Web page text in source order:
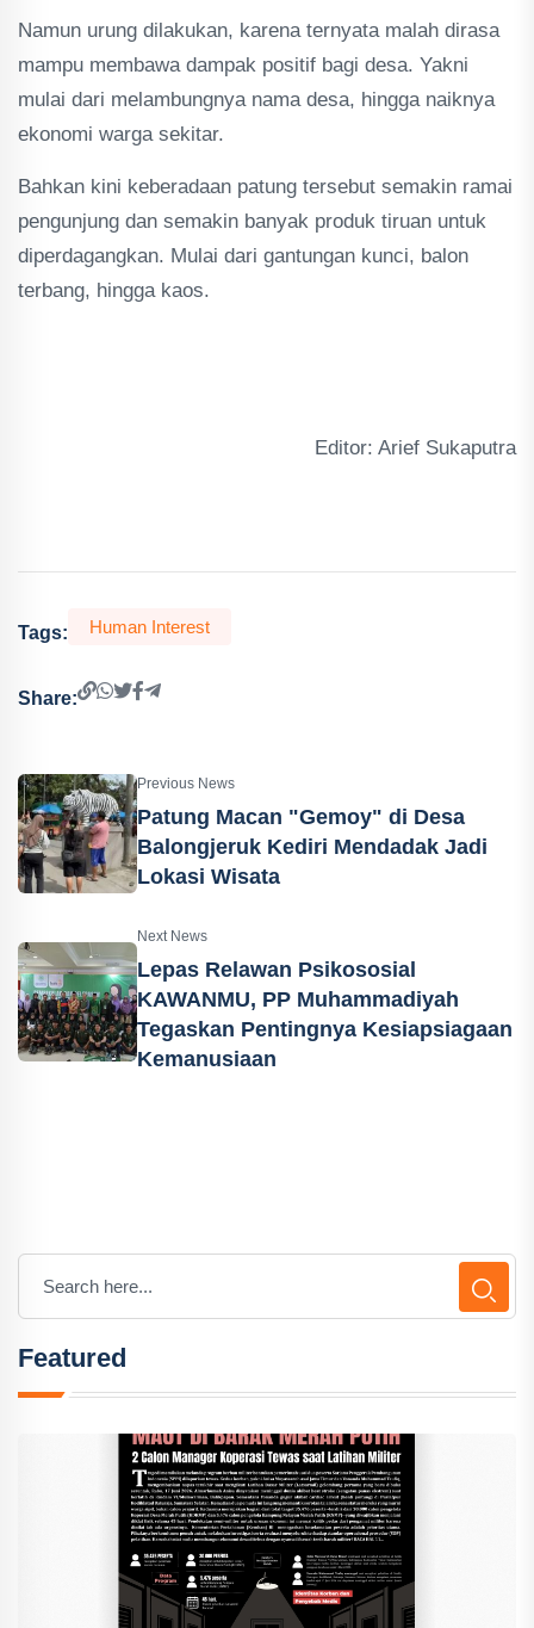
Namun urung dilakukan, karena ternyata malah dirasa
mampu membawa dampak positif bagi desa. Yakni
mulai dari melambungnya nama desa, hingga naiknya
ekonomi warga sekitar.
Bahkan kini keberadaan patung tersebut semakin ramai
pengunjung dan semakin banyak produk tiruan untuk
diperdagangkan. Mulai dari gantungan kunci, balon
terbang, hingga kaos.
Editor: Arief Sukaputra
Tags: Human Interest
Share:
Previous News
Patung Macan "Gemoy" di Desa
Balongjeruk Kediri Mendadak Jadi
Lokasi Wisata
Next News
Lepas Relawan Psikososial
KAWANMU, PP Muhammadiyah
Tegaskan Pentingnya Kesiapsiagaan
Kemanusiaan
Featured